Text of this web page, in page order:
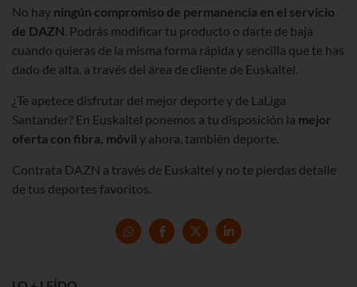
No hay ningún compromiso de permanencia en el servicio
de DAZN. Podrás modificar tu producto o darte de baja
cuando quieras de la misma forma rápida y sencilla que te has
dado de alta, a través del área de cliente de Euskaltel.
¿Te apetece disfrutar del mejor deporte y de LaLiga
Santander? En Euskaltel ponemos a tu disposición la mejor
oferta con fibra, móvil y ahora, también deporte.
Contrata DAZN a través de Euskaltel y no te pierdas detalle
de tus deportes favoritos.